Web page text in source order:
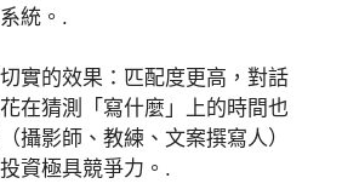
統。.
實的效果：匹配度更高，對話
在猜測「寫什麼」上的時間也
攝影師、教練、文案撰寫人）
資極具競爭力。.